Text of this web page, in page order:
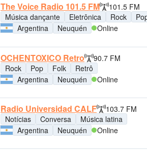
The Voice Radio 101.5 FM
101.5 FM
Música dançante
Eletrônica Rock
Argentina
Neuquén Online
OCHENTOXICO Retro
90.7 FM
Rock
Pop Folk
Retrô
Argentina
Neuquén Online
Radio Universidad CALF
103.7 FM
Notícias
Conversa
Música latina
Argentina
Neuquén Online